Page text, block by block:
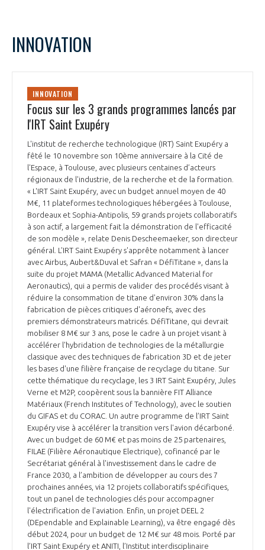
INNOVATION
INNOVATION
Focus sur les 3 grands programmes lancés par
l'IRT Saint Exupéry
L'institut de recherche technologique (IRT) Saint Exupéry a
fêté le 10 novembre son 10ème anniversaire à la Cité de
l'Espace, à Toulouse, avec plusieurs centaines d’acteurs
régionaux de l'industrie, de la recherche et de la formation.
« L'IRT Saint Exupéry, avec un budget annuel moyen de 40
M€, 11 plateformes technologiques hébergées à Toulouse,
Bordeaux et Sophia-Antipolis, 59 grands projets collaboratifs
à son actif, a largement fait la démonstration de l'efficacité
de son modèle », relate Denis Descheemaeker, son directeur
général. L'IRT Saint Exupéry s'apprête notamment à lancer
avec Airbus, Aubert&Duval et Safran « DéfiTitane », dans la
suite du projet MAMA (Metallic Advanced Material for
Aeronautics), qui a permis de valider des procédés visant à
réduire la consommation de titane d'environ 30% dans la
fabrication de pièces critiques d'aéronefs, avec des
premiers démonstrateurs matricés. DéfiTitane, qui devrait
mobiliser 8 M€ sur 3 ans, pose le cadre à un projet visant à
accélérer l'hybridation de technologies de la métallurgie
classique avec des techniques de fabrication 3D et de jeter
les bases d'une filière française de recyclage du titane. Sur
cette thématique du recyclage, les 3 IRT Saint Exupéry, Jules
Verne et M2P, coopèrent sous la bannière FIT Alliance
Matériaux (French Institutes of Technology), avec le soutien
du GIFAS et du CORAC. Un autre programme de l’IRT Saint
Exupéry vise à accélérer la transition vers l'avion décarboné.
Avec un budget de 60 M€ et pas moins de 25 partenaires,
FILAE (Filière Aéronautique Electrique), cofinancé par le
Secrétariat général à l'investissement dans le cadre de
France 2030, a l’ambition de développer au cours des 7
prochaines années, via 12 projets collaboratifs spécifiques,
tout un panel de technologies clés pour accompagner
l'électrification de l'aviation. Enfin, un projet DEEL 2
(DEpendable and Explainable Learning), va être engagé dès
début 2024, pour un budget de 12 M€ sur 48 mois. Porté par
l’IRT Saint Exupéry et ANITI, l’Institut interdisciplinaire